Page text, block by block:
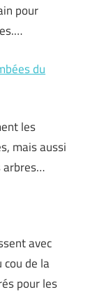
pour
du
les
mais aussi
arbres…
avec
de la
pour les